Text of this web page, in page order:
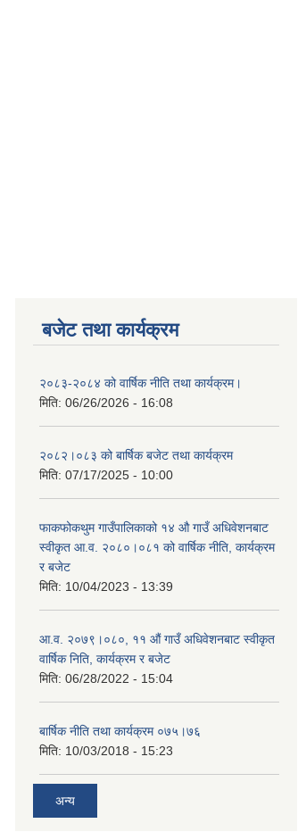
बजेट तथा कार्यक्रम
२०८३-२०८४ को वार्षिक नीति तथा कार्यक्रम।
मिति: 06/26/2026 - 16:08
२०८२।०८३ को बार्षिक बजेट तथा कार्यक्रम
मिति: 07/17/2025 - 10:00
फाकफोकथुम गाउँपालिकाको १४ औ गाउँ अधिवेशनबाट
स्वीकृत आ.व. २०८०।०८१ को वार्षिक नीति, कार्यक्रम
र बजेट
मिति: 10/04/2023 - 13:39
आ.व. २०७९।०८०, ११ औं गाउँ अधिवेशनबाट स्वीकृत
वार्षिक निति, कार्यक्रम र बजेट
मिति: 06/28/2022 - 15:04
बार्षिक नीति तथा कार्यक्रम ०७५।७६
मिति: 10/03/2018 - 15:23
अन्य